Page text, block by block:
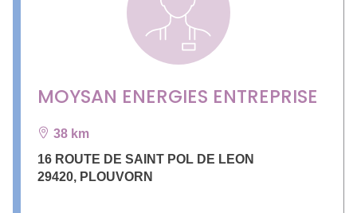
MOYSAN ENERGIES ENTREPRISE
38 km
16 ROUTE DE SAINT POL DE LEON
29420, PLOUVORN